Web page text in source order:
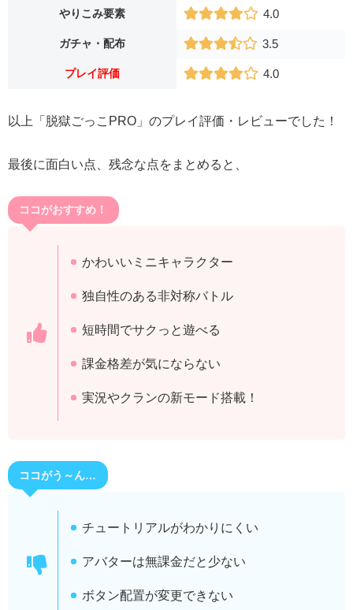
やりこみ要素 4.0
ガチャ・配布 3.5
プレイ評価 4.0
以上「脱獄ごっこPRO」のプレイ評価・レビューでした！
最後に面白い点、残念な点をまとめると、
ココがおすすめ！
かわいいミニキャラクター
独自性のある非対称バトル
短時間でサクっと遊べる
課金格差が気にならない
実況やクランの新モード搭載！
ココがう～ん…
チュートリアルがわかりにくい
アバターは無課金だと少ない
ボタン配置が変更できない